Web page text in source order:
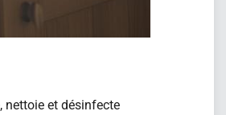
nettoie et désinfecte